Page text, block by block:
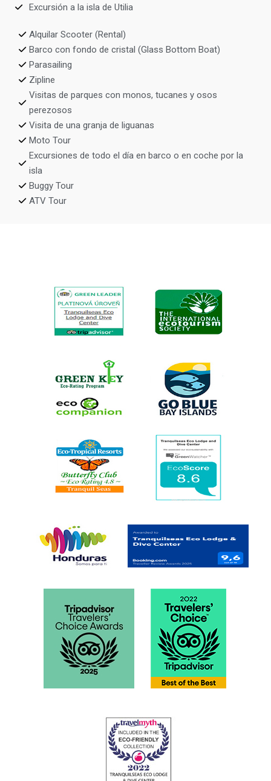
Excursión a la isla de Utilia
Alquilar Scooter (Rental)
Barco con fondo de cristal (Glass Bottom Boat)
Parasailing
Zipline
Visitas de parques con monos, tucanes y osos
perezosos
Visita de una granja de liguanas
Moto Tour
Excursiones de todo el día en barco o en coche por la
isla
Buggy Tour
ATV Tour